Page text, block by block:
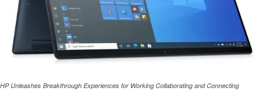
HP Unleashes Breakthrough Experiences for Working Collaborating and Connecting